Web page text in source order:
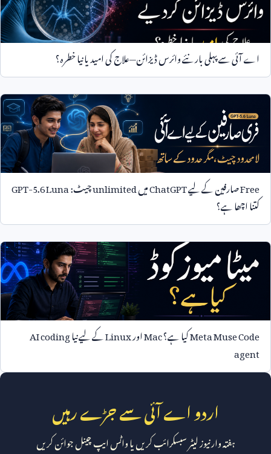
اے آئی سے پہلی بار نئے وائرس ڈیزائن—علاج کی امید یا نیا خطرہ؟
Freeصارفین کے لیےChatGPTمیںunlimitedچیٹ:GPT-5.6 Luna
کتنا اچھا ہے؟
Meta Muse Codeکیا ہے؟MacاورLinuxکے لیے نیاAI coding
agent
اردو اے آئی سے جڑے رہیں
ہفتہ وار نیوز لیٹر سبسکرائب کریں یا واٹس ایپ چینل جوائن کریں